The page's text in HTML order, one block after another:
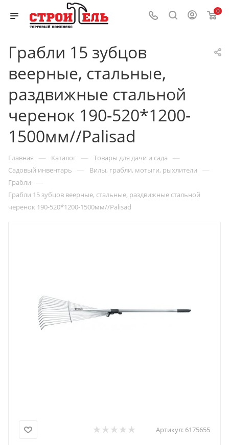
0
Грабли 15 зубцов
веерные, стальные,
раздвижные стальной
черенок 190-520*1200-
1500мм//Palisad
Главная — Каталог — Товары для дачи и сада —
Садовый инвентарь — Вилы, грабли, мотыги, рыхлители —
Грабли —
Грабли 15 зубцов веерные, стальные, раздвижные стальной
черенок 190-520*1200-1500мм//Palisad
Артикул: 6175655